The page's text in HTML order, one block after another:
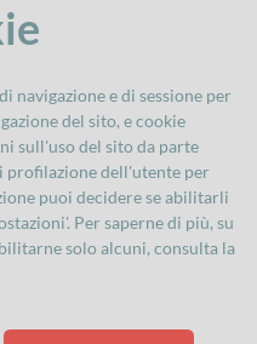
navigazione e di sessione per
del sito, e cookie
sull'uso del sito da parte
profilazione dell'utente per
puoi decidere se abilitarli
Per saperne di più, su
solo alcuni, consulta la